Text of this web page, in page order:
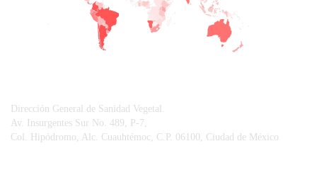
Dirección General de Sanidad Vegetal.
Av. Insurgentes Sur No. 489, P-7,
Col. Hipódromo, Alc. Cuauhtémoc, C.P. 06100, Ciudad de México